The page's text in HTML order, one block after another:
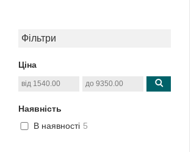
Фільтри
Ціна
Наявність
В наявності 5